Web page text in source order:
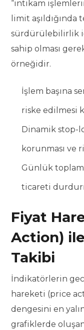
“intikam
limit
sürdürülebilirlik
sahip olması
örneğidir.
İşlem başına
riske edilmesi
Dinamik stop-
korunması ve
Günlük toplam
ticareti
Fiyat
Action)
Takibi
İndikatörlerin
hareketi (price
dengesini en
grafiklerde